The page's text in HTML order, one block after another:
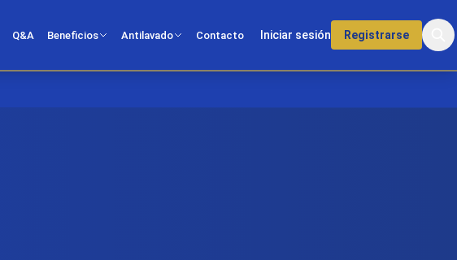
Q&A Beneficios Antilavado Contacto Iniciar sesión Registrarse